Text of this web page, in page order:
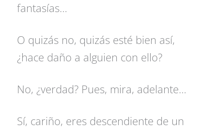
fantasías…
O quizás no, quizás esté bien así,
¿hace daño a alguien con ello?
No, ¿verdad? Pues, mira, adelante…
Sí, cariño, eres descendiente de un